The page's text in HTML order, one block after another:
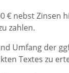
€ nebst Zinsen
zahlen.
Umfang der
Textes zu